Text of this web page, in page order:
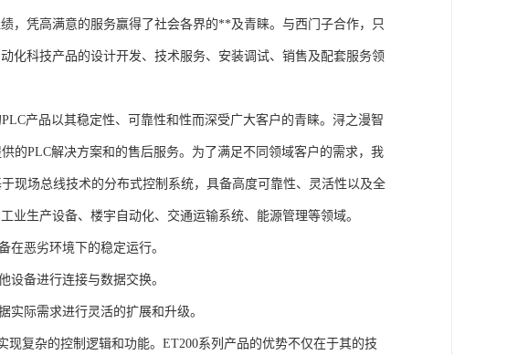
，凭高满意的服务赢得了社会各界的**及青睐。与西门子合作，只
化科技产品的设计开发、技术服务、安装调试、销售及配套服务领
品以其稳定性、可靠性和性而深受广大客户的青睐。浔之漫智
的PLC解决方案和的售后服务。为了满足不同领域客户的需求，我
现场总线技术的分布式控制系统，具备高度可靠性、灵活性以及全
业生产设备、楼宇自动化、交通运输系统、能源管理等领域。
在恶劣环境下的稳定运行。
设备进行连接与数据交换。
实际需求进行灵活的扩展和升级。
复杂的控制逻辑和功能。ET200系列产品的优势不仅在于其的技